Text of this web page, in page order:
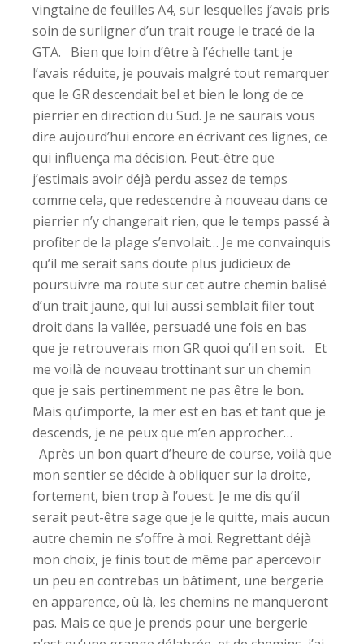
vingtaine de feuilles A4, sur lesquelles j’avais pris
soin de surligner d’un trait rouge le tracé de la
GTA. Bien que loin d’être à l’échelle tant je
l’avais réduite, je pouvais malgré tout remarquer
que le GR descendait bel et bien le long de ce
pierrier en direction du Sud. Je ne saurais vous
dire aujourd’hui encore en écrivant ces lignes, ce
qui influença ma décision. Peut-être que
j’estimais avoir déjà perdu assez de temps
comme cela, que redescendre à nouveau dans ce
pierrier n’y changerait rien, que le temps passé à
profiter de la plage s’envolait… Je me convainquis
qu’il me serait sans doute plus judicieux de
poursuivre ma route sur cet autre chemin balisé
d’un trait jaune, qui lui aussi semblait filer tout
droit dans la vallée, persuadé une fois en bas
que je retrouverais mon GR quoi qu’il en soit. Et
me voilà de nouveau trottinant sur un chemin
que je sais pertinemment ne pas être le bon.
Mais qu’importe, la mer est en bas et tant que je
descends, je ne peux que m’en approcher…
Après un bon quart d’heure de course, voilà que
mon sentier se décide à obliquer sur la droite,
fortement, bien trop à l’ouest. Je me dis qu’il
serait peut-être sage que je le quitte, mais aucun
autre chemin ne s’offre à moi. Regrettant déjà
mon choix, je finis tout de même par apercevoir
un peu en contrebas un bâtiment, une bergerie
en apparence, où là, les chemins ne manqueront
pas. Mais ce que je prends pour une bergerie